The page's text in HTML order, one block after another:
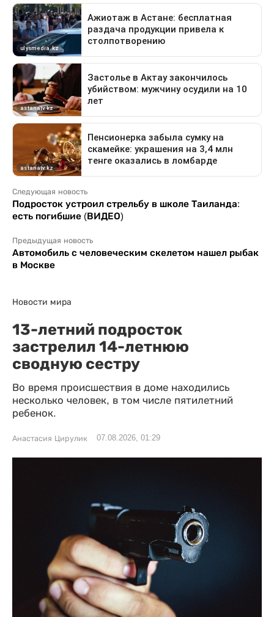
Следующая новость
Подросток устроил стрельбу в школе Таиланда:
есть погибшие (ВИДЕО)
Предыдущая новость
Автомобиль с человеческим скелетом нашел рыбак
в Москве
Новости мира
13-летний подросток
застрелил 14-летнюю
сводную сестру
Во время происшествия в доме находились
несколько человек, в том числе пятилетний
ребенок.
Анастасия Цирулик 07.08.2026, 01:29